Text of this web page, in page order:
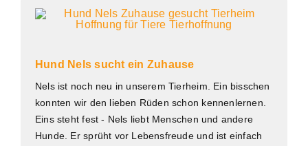
Hund Nels sucht ein Zuhause
Nels ist noch neu in unserem Tierheim. Ein bisschen
konnten wir den lieben Rüden schon kennenlernen.
Eins steht fest - Nels liebt Menschen und andere
Hunde. Er sprüht vor Lebensfreude und ist einfach